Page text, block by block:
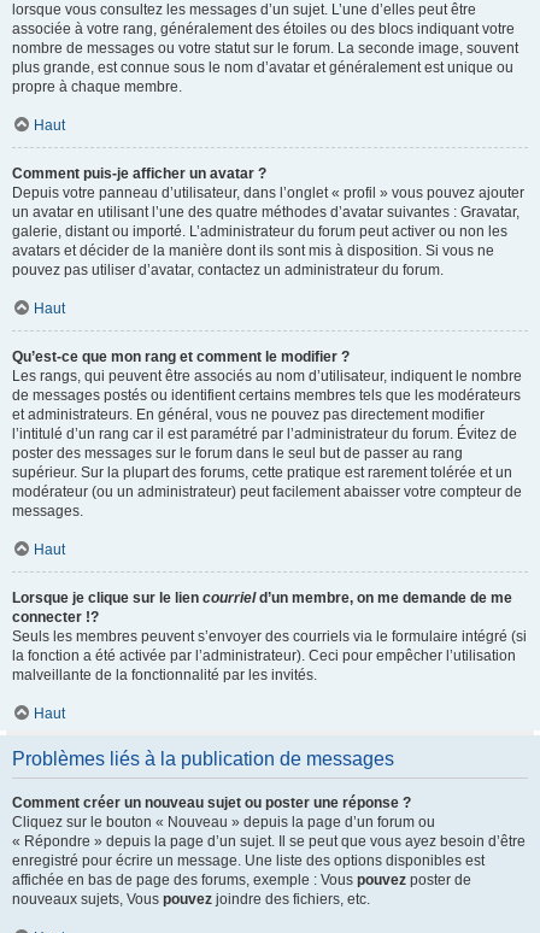
lorsque vous consultez les messages d’un sujet. L’une d’elles peut être
associée à votre rang, généralement des étoiles ou des blocs indiquant votre
nombre de messages ou votre statut sur le forum. La seconde image, souvent
plus grande, est connue sous le nom d’avatar et généralement est unique ou
propre à chaque membre.
Haut
Comment puis-je afficher un avatar ?
Depuis votre panneau d’utilisateur, dans l’onglet « profil » vous pouvez ajouter
un avatar en utilisant l’une des quatre méthodes d’avatar suivantes : Gravatar,
galerie, distant ou importé. L’administrateur du forum peut activer ou non les
avatars et décider de la manière dont ils sont mis à disposition. Si vous ne
pouvez pas utiliser d’avatar, contactez un administrateur du forum.
Haut
Qu’est-ce que mon rang et comment le modifier ?
Les rangs, qui peuvent être associés au nom d’utilisateur, indiquent le nombre
de messages postés ou identifient certains membres tels que les modérateurs
et administrateurs. En général, vous ne pouvez pas directement modifier
l’intitulé d’un rang car il est paramétré par l’administrateur du forum. Évitez de
poster des messages sur le forum dans le seul but de passer au rang
supérieur. Sur la plupart des forums, cette pratique est rarement tolérée et un
modérateur (ou un administrateur) peut facilement abaisser votre compteur de
messages.
Haut
Lorsque je clique sur le lien courrield’un membre, on me demande de me
connecter !?
Seuls les membres peuvent s’envoyer des courriels via le formulaire intégré (si
la fonction a été activée par l’administrateur). Ceci pour empêcher l’utilisation
malveillante de la fonctionnalité par les invités.
Haut
Problèmes liés à la publication de messages
Comment créer un nouveau sujet ou poster une réponse ?
Cliquez sur le bouton « Nouveau » depuis la page d’un forum ou
« Répondre » depuis la page d’un sujet. Il se peut que vous ayez besoin d’être
enregistré pour écrire un message. Une liste des options disponibles est
affichée en bas de page des forums, exemple : Vous pouvez poster de
nouveaux sujets, Vous pouvez joindre des fichiers, etc.